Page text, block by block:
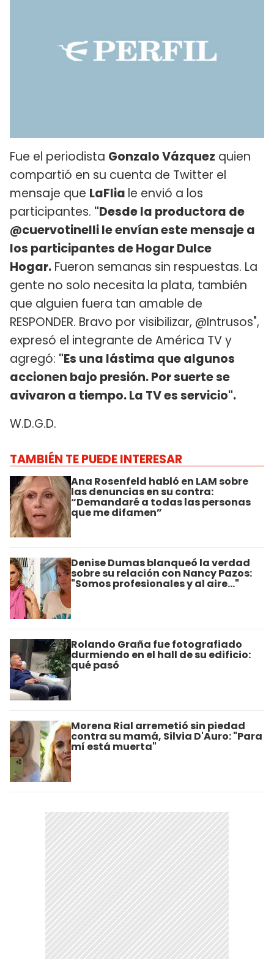
Fue el periodista Gonzalo Vázquez quien
compartió en su cuenta de Twitter el
mensaje que LaFlia le envió a los
participantes. "Desde la productora de
@cuervotinelli le envían este mensaje a
los participantes de Hogar Dulce
Hogar. Fueron semanas sin respuestas. La
gente no solo necesita la plata, también
que alguien fuera tan amable de
RESPONDER. Bravo por visibilizar, @Intrusos",
expresó el integrante de América TV y
agregó: "Es una lástima que algunos
accionen bajo presión. Por suerte se
avivaron a tiempo. La TV es servicio".
W.D.G.D.
TAMBIÉN TE PUEDE INTERESAR
Ana Rosenfeld habló en LAM sobre
las denuncias en su contra:
“Demandaré a todas las personas
que me difamen”
Denise Dumas blanqueó la verdad
sobre su relación con Nancy Pazos:
"Somos profesionales y al aire..."
Rolando Graña fue fotografiado
durmiendo en el hall de su edificio:
qué pasó
Morena Rial arremetió sin piedad
contra su mamá, Silvia D'Auro: "Para
mí está muerta"